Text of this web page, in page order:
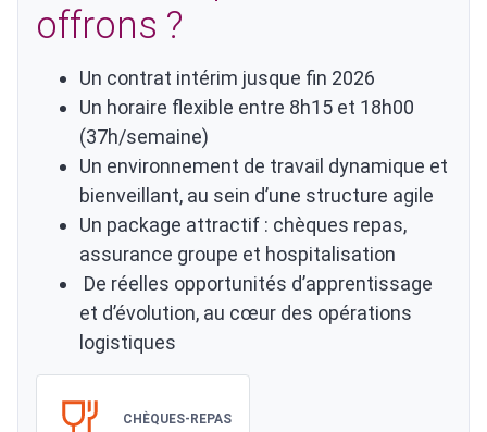
offrons ?
Un contrat intérim jusque fin 2026
Un horaire flexible entre 8h15 et 18h00
(37h/semaine)
Un environnement de travail dynamique et
bienveillant, au sein d’une structure agile
Un package attractif : chèques repas,
assurance groupe et hospitalisation
De réelles opportunités d’apprentissage
et d’évolution, au cœur des opérations
logistiques
CHÈQUES-REPAS